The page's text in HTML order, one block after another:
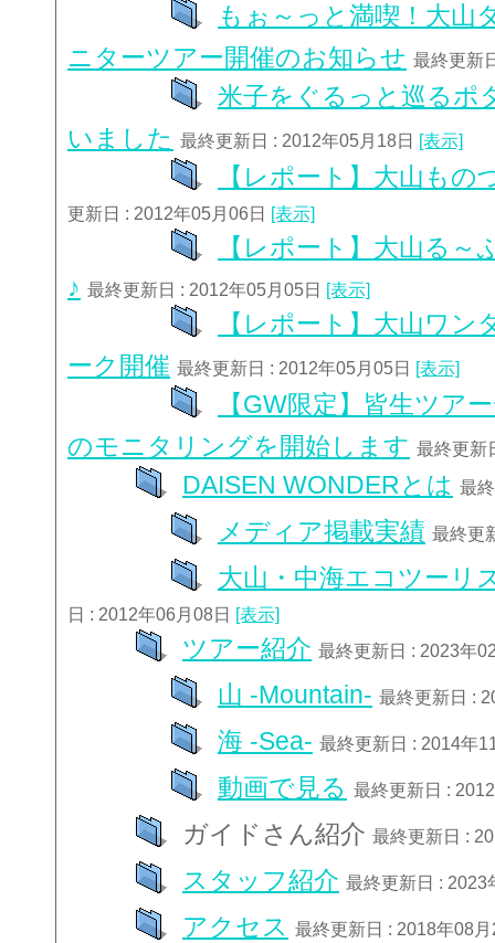
もぉ～っと満喫！大山
ニターツアー開催のお知らせ 最終更新
米子をぐるっと巡るポ
いました 最終更新日 : 2012年05月18日 [表示]
【レポート】大山も
更新日 : 2012年05月06日 [表示]
【レポート】大山る
♪ 最終更新日 : 2012年05月05日 [表示]
【レポート】大山ワ
ーク開催 最終更新日 : 2012年05月05日 [表示]
【GW限定】皆生ツア
のモニタリングを開始します 最終更新
DAISEN WONDERとは 最
メディア掲載実績 最終更
大山・中海エコツーリ
日 : 2012年06月08日 [表示]
ツアー紹介 最終更新日 : 2023年
山 -Mountain- 最終更新日 :
海 -Sea- 最終更新日 : 2014年
動画で見る 最終更新日 :
ガイドさん紹介 最終更新日 :
スタッフ紹介 最終更新日 :
アクセス 最終更新日 : 2018年08